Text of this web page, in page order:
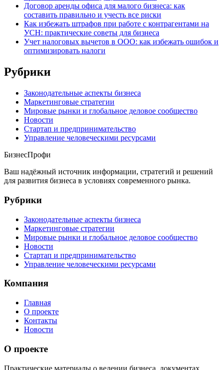
Договор аренды офиса для малого бизнеса: как
составить правильно и учесть все риски
Как избежать штрафов при работе с контрагентами на
УСН: практические советы для бизнеса
Учет налоговых вычетов в ООО: как избежать ошибок и
оптимизировать налоги
Рубрики
Законодательные аспекты бизнеса
Маркетинговые стратегии
Мировые рынки и глобальное деловое сообщество
Новости
Стартап и предпринимательство
Управление человеческими ресурсами
БизнесПрофи
Ваш надёжный источник информации, стратегий и решений
для развития бизнеса в условиях современного рынка.
Рубрики
Законодательные аспекты бизнеса
Маркетинговые стратегии
Мировые рынки и глобальное деловое сообщество
Новости
Стартап и предпринимательство
Управление человеческими ресурсами
Компания
Главная
О проекте
Контакты
Новости
О проекте
Практические материалы о ведении бизнеса, документах,